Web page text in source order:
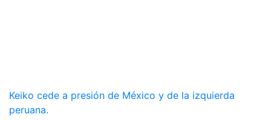
Keiko cede a presión de México y de la izquierda
peruana.